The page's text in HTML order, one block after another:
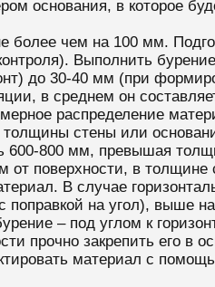
основания, в которое
более чем на 100 мм.
Выполнить
до 30-40 мм (при
в среднем он
распределение
стены или
800 мм, превышая
от поверхности, в
В случае
поправкой на угол), выше
– под углом к
прочно закрепить его
материал с